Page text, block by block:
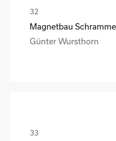
Magnetbau
Günter Wursthorn